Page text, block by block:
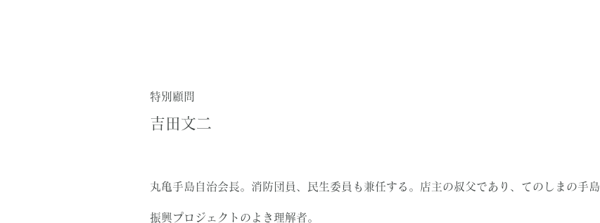
特別顧問
吉田文二​​
丸亀手島自治会長。消防団員、民生委員も兼任する。店主の叔父であり、てのしまの手島
振興プロジェクトのよき理解者。